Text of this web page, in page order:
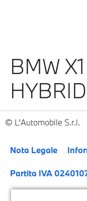
BMW
HYBRID
L’Automobile S.r.l.
Nota Legale
Partita IVA